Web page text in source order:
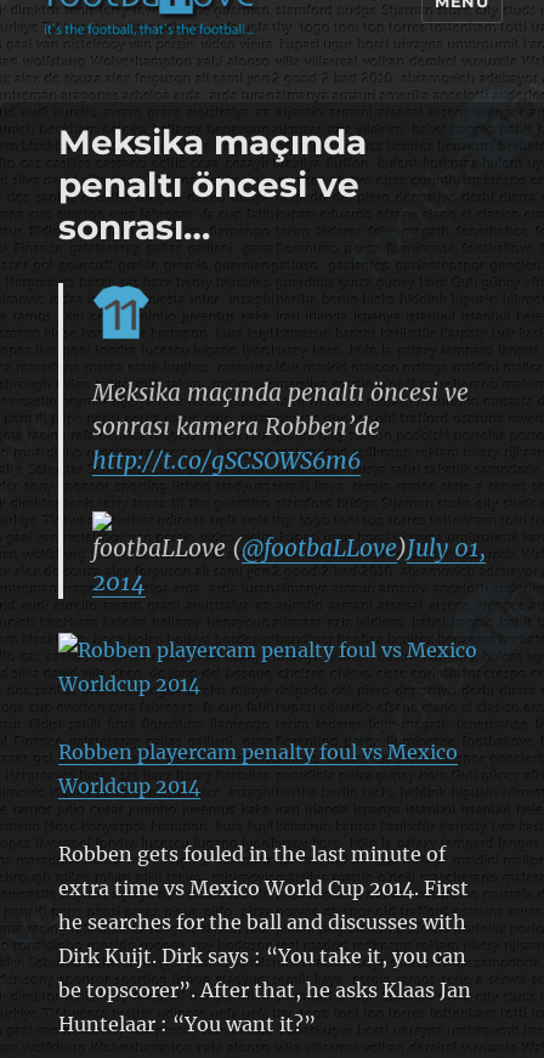
footbaLLove
Meksika maçında
penaltı öncesi ve
sonrası…
Meksika maçında penaltı öncesi ve
sonrası kamera Robben’de
http://t.co/gSCSOWS6m6
footbaLLove (@footbaLLove)July 01,
2014
Robben playercam penalty foul vs Mexico
Worldcup 2014
Robben gets fouled in the last minute of
extra time vs Mexico World Cup 2014. First
he searches for the ball and discusses with
Dirk Kuijt. Dirk says : “You take it, you can
be topscorer”. After that, he asks Klaas Jan
Huntelaar : “You want it?”